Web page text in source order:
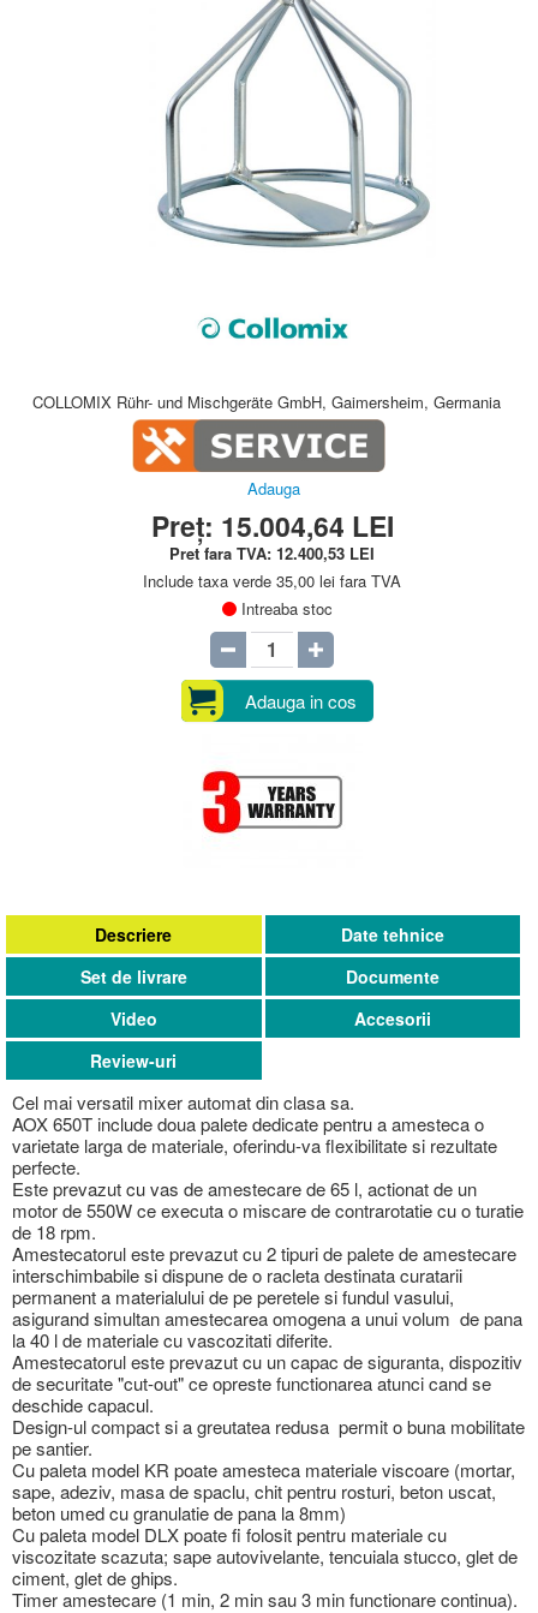
COLLOMIX Rühr- und Mischgeräte GmbH, Gaimersheim, Germania
Adauga
Preț: 15.004,64 LEI
Pret fara TVA:12.400,53 LEI
Include taxa verde 35,00 lei fara TVA
Intreaba stoc
Adauga in cos
Descriere
Cel mai versatil mixer automat din clasa sa.
AOX 650T include doua palete dedicate pentru a amesteca o
varietate larga de materiale, oferindu-va flexibilitate si rezultate
perfecte.
Este prevazut cu vas de amestecare de 65 l, actionat de un
motor de 550W ce executa o miscare de contrarotatie cu o turatie
de 18 rpm.
Amestecatorul este prevazut cu 2 tipuri de palete de amestecare
interschimbabile si dispune de o racleta destinata curatarii
permanent a materialului de pe peretele si fundul vasului,
asigurand simultan amestecarea omogena a unui volum de pana
la 40 l de materiale cu vascozitati diferite.
Amestecatorul este prevazut cu un capac de siguranta, dispozitiv
de securitate "cut-out" ce opreste functionarea atunci cand se
deschide capacul.
Design-ul compact si a greutatea redusa permit o buna mobilitate
pe santier.
Cu paleta model KR poate amesteca materiale viscoare (mortar,
sape, adeziv, masa de spaclu, chit pentru rosturi, beton uscat,
beton umed cu granulatie de pana la 8mm)
Cu paleta model DLX poate fi folosit pentru materiale cu
viscozitate scazuta; sape autovivelante, tencuiala stucco, glet de
ciment, glet de ghips.
Timer amestecare (1 min, 2 min sau 3 min functionare continua).
Date tehnice
Set de livrare
Documente
Video
Accesorii
Review-uri